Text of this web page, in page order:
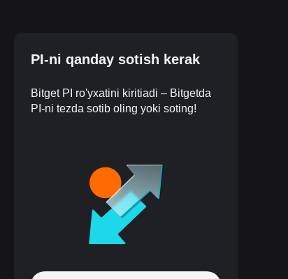
PI-ni qanday sotish kerak
Bitget PI ro'yxatini kiritiadi – Bitgetda
PI-ni tezda sotib oling yoki soting!